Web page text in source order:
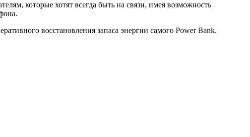
которые хотят всегда быть на связи, имея возможность
восстановления запаса энергии самого Power Bank.